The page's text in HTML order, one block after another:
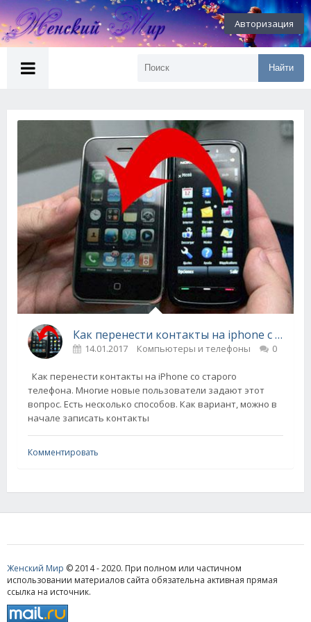
Авторизация
Найти
Как перенести контакты на iphone с другого телефона
14.01.2017 Компьютеры и телефоны 0
Как перенести контакты на iPhone со старого
телефона. Многие новые пользователи задают этот
вопрос. Есть несколько способов. Как вариант, можно в
начале записать контакты
Комментировать
Женский Мир © 2014 - 2020. При полном или частичном
использовании материалов сайта обязательна активная прямая
ссылка на источник.